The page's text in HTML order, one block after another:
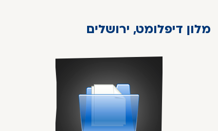
מלון דיפלומט, ירושלים